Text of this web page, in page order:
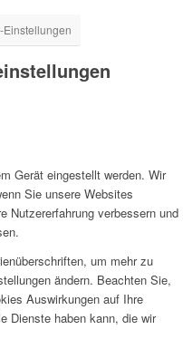
Einstellungen
Gerät eingestellt werden. Wir
Sie unsere Websites
Nutzererfahrung verbessern und
um mehr zu
ändern. Beachten Sie,
Auswirkungen auf Ihre
Dienste haben kann, die wir